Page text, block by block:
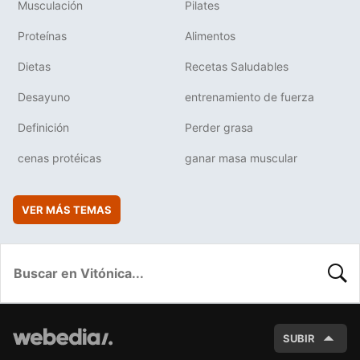
Musculación Pilates
Proteínas Alimentos
Dietas Recetas Saludables
Desayuno entrenamiento de fuerza
Definición Perder grasa
cenas protéicas ganar masa muscular
VER MÁS TEMAS
SUBIR